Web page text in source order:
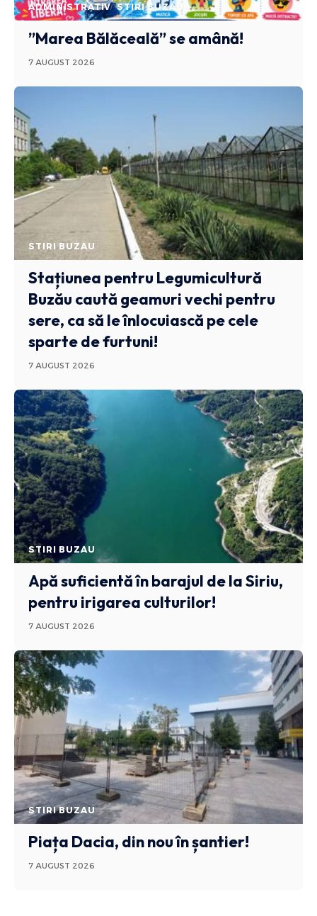
ADMINISTRATIV STIRI BUZAU
”Marea Bălăceală” se amână!
7 AUGUST 2026
STIRI BUZAU
Stațiunea pentru Legumicultură
Buzău caută geamuri vechi pentru
sere, ca să le înlocuiască pe cele
sparte de furtuni!
7 AUGUST 2026
STIRI BUZAU
Apă suficientă în barajul de la Siriu,
pentru irigarea culturilor!
7 AUGUST 2026
STIRI BUZAU
Piața Dacia, din nou în șantier!
7 AUGUST 2026